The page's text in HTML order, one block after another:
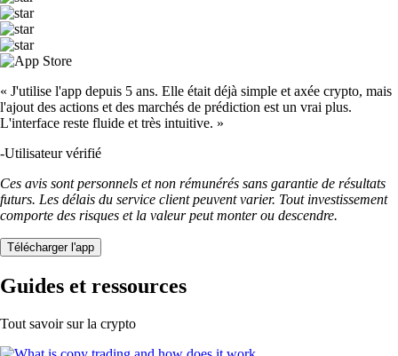
« J'utilise l'app depuis 5 ans. Elle était déjà simple et axée crypto, mais
l'ajout des actions et des marchés de prédiction est un vrai plus.
L'interface reste fluide et très intuitive. »
-Utilisateur vérifié
Ces avis sont personnels et non rémunérés sans garantie de résultats
futurs. Les délais du service client peuvent varier. Tout investissement
comporte des risques et la valeur peut monter ou descendre.
Télécharger l'app
Guides et ressources
Tout savoir sur la crypto